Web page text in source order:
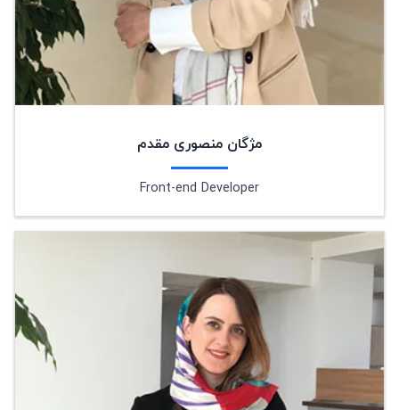
مژگان منصوری مقدم
Front-end Developer